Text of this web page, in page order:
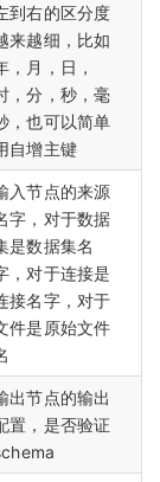
到右的区分度
来越细，比如
，月，日，
，分，秒，毫
，也可以简单
自增主键
入节点的来源
字，对于数据
是数据集名
，对于连接是
接名字，对于
件是原始文件
出节点的输出
置，是否验证